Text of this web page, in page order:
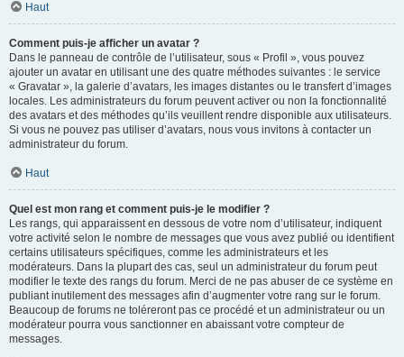
Haut
Comment puis-je afficher un avatar ?
Dans le panneau de contrôle de l’utilisateur, sous « Profil », vous pouvez
ajouter un avatar en utilisant une des quatre méthodes suivantes : le service
« Gravatar », la galerie d’avatars, les images distantes ou le transfert d’images
locales. Les administrateurs du forum peuvent activer ou non la fonctionnalité
des avatars et des méthodes qu’ils veuillent rendre disponible aux utilisateurs.
Si vous ne pouvez pas utiliser d’avatars, nous vous invitons à contacter un
administrateur du forum.
Haut
Quel est mon rang et comment puis-je le modifier ?
Les rangs, qui apparaissent en dessous de votre nom d’utilisateur, indiquent
votre activité selon le nombre de messages que vous avez publié ou identifient
certains utilisateurs spécifiques, comme les administrateurs et les
modérateurs. Dans la plupart des cas, seul un administrateur du forum peut
modifier le texte des rangs du forum. Merci de ne pas abuser de ce système en
publiant inutilement des messages afin d’augmenter votre rang sur le forum.
Beaucoup de forums ne toléreront pas ce procédé et un administrateur ou un
modérateur pourra vous sanctionner en abaissant votre compteur de
messages.